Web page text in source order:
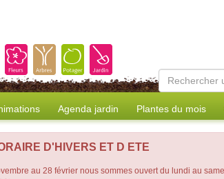
Agenda jardin Plantes du mois
D'HIVERS ET D ETE
au 28 février nous sommes ouvert du lundi au